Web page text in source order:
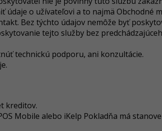
o užívateľovi a to najmä Obchodné
Bez týchto údajov nemôže byť
tejto služby bez
technickú podporu, ani konzultácie.
kreditov.
Mobile alebo iKelp Pokladňa má